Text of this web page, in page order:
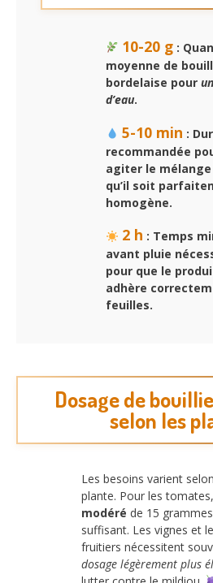
10-20 g:
moyenne de
bordelaise pour
d’eau.
5-10 min :
recommandée
agiter le
qu’il soit
homogène.
2 h : Temps
avant pluie
pour que le
adhère
feuilles.
Dosage de
selon les
Les besoins varient
plante. Pour les
modéré de 15
suffisant. Les vignes et
fruitiers nécessitent
dosage légèrement plus